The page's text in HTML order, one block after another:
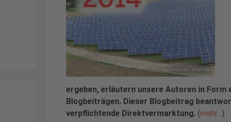
ergeben, erläutern unsere Autoren in Form
Blogbeiträgen. Dieser Blogbeitrag
verpflichtende Direktvermarktung. (mehr… )